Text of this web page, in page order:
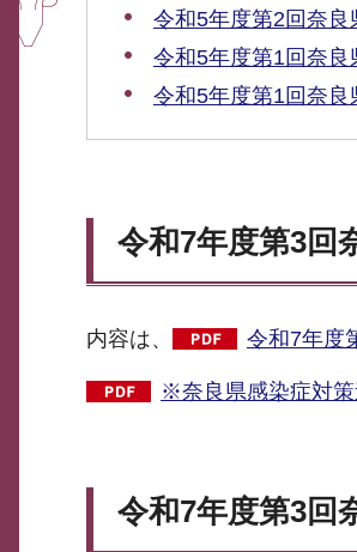
令和5年度第2回奈良
令和5年度第1回奈良
令和5年度第1回奈良
令和7年度第3回
内容は、 令和7年度
※奈良県感染症対策
令和7年度第3回